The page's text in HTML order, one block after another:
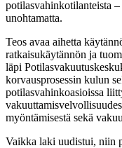
potilasvahinkotilanteista
unohtamatta.
Teos avaa aihetta
ratkaisukäytännön ja
läpi
korvausprosessin kulun
potilasvahinkoasioissa
myöntämisestä sekä
Vaikka laki uudistui, niin